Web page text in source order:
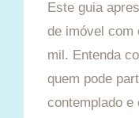
Este guia
de imóvel com
mil. Entenda
quem pode
contemplado e